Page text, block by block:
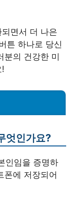
면서 더 나은
튼 하나로 당신
분의 건강한 미
!
엇인가요?
인임을 증명하
폰에 저장되어